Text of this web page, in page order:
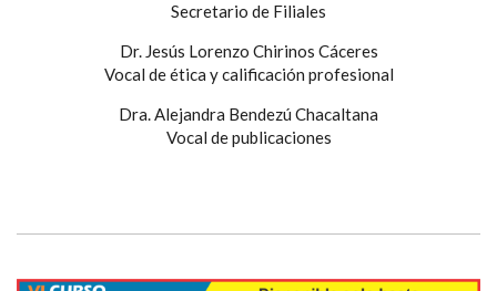
Secretario de Filiales
Dr. Jesús Lorenzo Chirinos Cáceres
Vocal de ética y calificación profesional
Dra. Alejandra Bendezú Chacaltana
Vocal de publicaciones